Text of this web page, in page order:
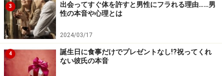
3
出会ってすぐ体を許すと男性にフラれる理由……男
性の本音や心理とは
2024/03/17
4
誕生日に食事だけでプレゼントなし!?祝ってくれ
ない彼氏の本音